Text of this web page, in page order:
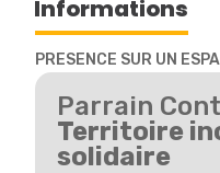
Informations
PRESENCE SUR UN
Parrain
Territoire
solidaire